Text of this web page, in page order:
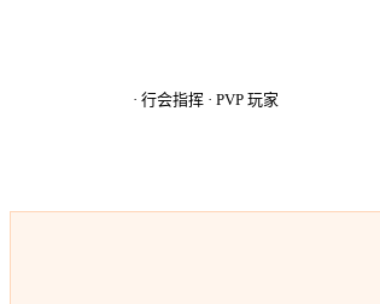
· 行会指挥 · PVP 玩家